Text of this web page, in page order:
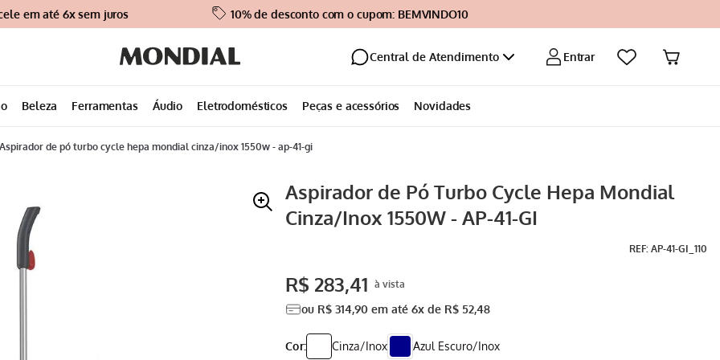
em até 6x sem juros 10% de desconto com o cupom: BEMVINDO10
Central de Atendimento Entrar
Beleza Ferramentas Áudio Eletrodomésticos Peças e acessórios Novidades
aspirador de pó turbo cycle hepa mondial cinza/inox 1550w - ap-41-gi
Aspirador de Pó Turbo Cycle Hepa Mondial
Cinza/Inox 1550W - AP-41-GI
: AP-41-GI_110
R$ 283,41
ou R$ 314,90 em até6x de R$ 52,48
Cor: Cinza/Inox Azul Escuro/Inox